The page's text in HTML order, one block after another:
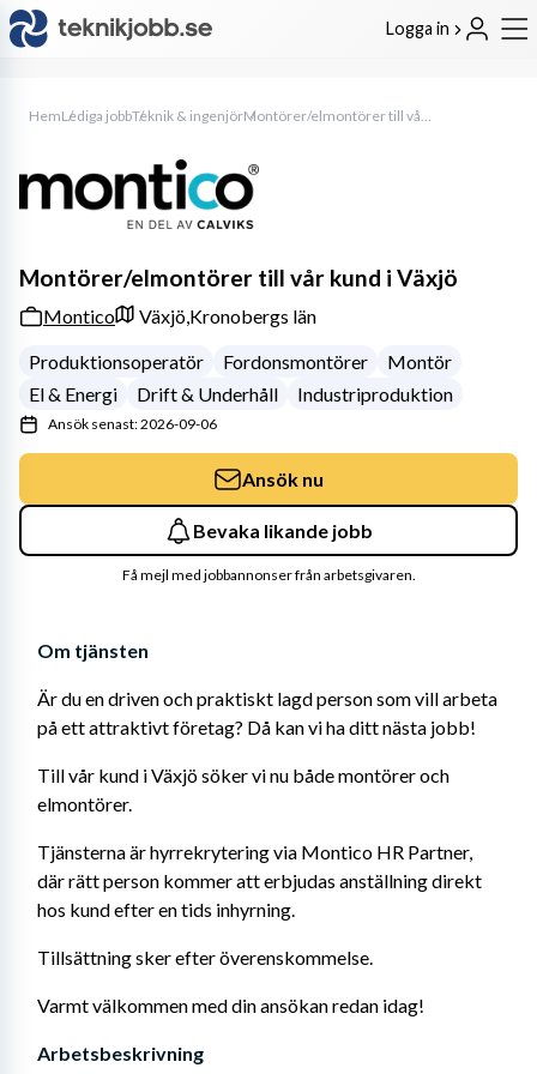
Logga in
HemLediga jobbTeknik & ingenjör Montörer/elmontörer till vår kund i Växjö
Om tjänsten
Är du en driven och praktiskt lagd person som vill arbeta
på ett attraktivt företag? Då kan vi ha ditt nästa jobb!
Till vår kund i Växjö söker vi nu både montörer och
elmontörer.
Tjänsterna är hyrrekrytering via Montico HR Partner,
där rätt person kommer att erbjudas anställning direkt
hos kund efter en tids inhyrning.
Tillsättning sker efter överenskommelse.
Varmt välkommen med din ansökan redan idag!
Arbetsbeskrivning
Montörer/elmontörer till vår kund i Växjö
Montico Växjö,Kronobergs län
Produktionsoperatör
Fordonsmontörer
Montör
El & Energi
Drift & Underhåll Industriproduktion
Ansök senast: 2026-09-06
Ansök nu
Bevaka likande jobb
Få mejl med jobbannonser från arbetsgivaren.